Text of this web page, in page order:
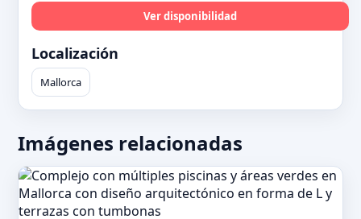
Ver disponibilidad
Localización
Mallorca
Imágenes relacionadas